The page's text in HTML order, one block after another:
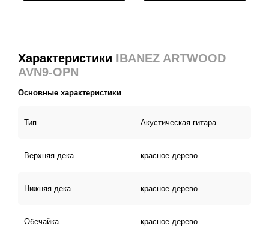
Характеристики IBANEZ ARTWOOD
AVN9-OPN
Основные характеристики
Тип Акустическая гитара
Верхняя дека красное дерево
Нижняя дека красное дерево
Обечайка красное дерево